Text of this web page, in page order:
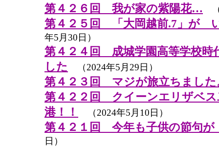
第４２６回 我が家の紫陽花…
第４２５回 「大岡越前.7」が
年5月30日）
第４２４回 成城学園高等学校時
した
（2024年5月29日）
第４２３回 マジが旅立ちました
第４２２回 クイーンエリザベス
港！！
（2024年5月10日）
第４２１回 今年も子供の節句が
日）